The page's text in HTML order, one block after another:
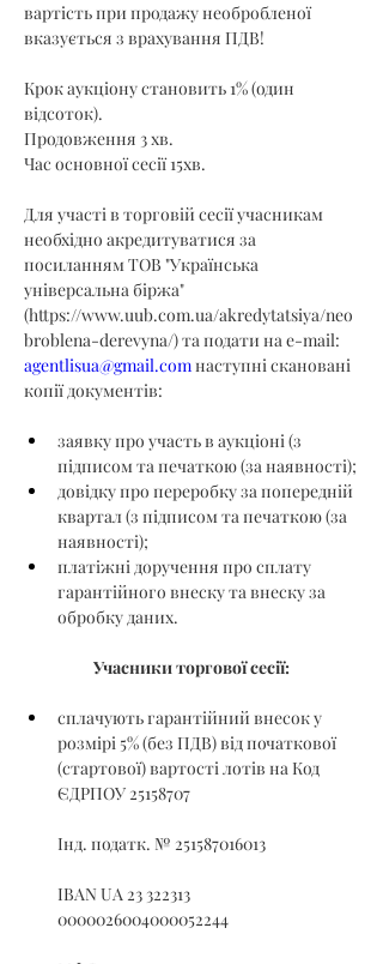
вартість при продажу необробленої
вказується з врахування ПДВ!
Крок аукціону становить 1% (один
відсоток).
Продовження 3 хв.
Час основної сесії 15хв.
Для участі в торговій сесії учасникам
необхідно акредитуватися за
посиланням ТОВ "Українська
універсальна біржа"
(https://www.uub.com.ua/akredytatsiya/neo
broblena-derevyna/) та подати на e-mail:
agentlisua@gmail.com наступні скановані
копії документів:
заявку про участь в аукціоні (з
підписом та печаткою (за наявності);
довідку про переробку за попередній
квартал (з підписом та печаткою (за
наявності);
платіжні доручення про сплату
гарантійного внеску та внеску за
обробку даних.
Учасники торгової сесії:
сплачують гарантійний внесок у
розмірі 5% (без ПДВ) від початкової
(стартової) вартості лотів на Код
ЄДРПОУ 25158707
Інд. податк. № 251587016013
IBAN UA 23 322313
0000026004000052244